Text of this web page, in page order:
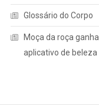
Glossário do Corpo
Moça da roça
aplicativo de beleza